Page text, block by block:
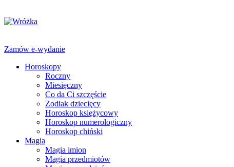
Zamów e-wydanie
Horoskopy
Roczny
Miesięczny
Co da Ci szczęście
Zodiak dziecięcy
Horoskop księżycowy
Horoskop numerologiczny
Horoskop chiński
Magia
Magia imion
Magia przedmiotów